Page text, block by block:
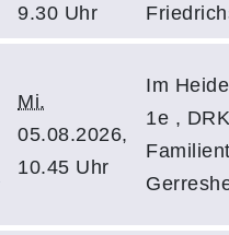
9.30 Uhr
Mi.
05.08.2026,
10.45 Uhr
Im
1e ,